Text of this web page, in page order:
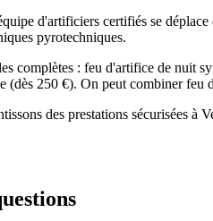
d'artificiers certifiés se
pyrotechniques.
complètes : feu d'artifice de
(dès 250 €). On peut combiner
des prestations sécurisées à